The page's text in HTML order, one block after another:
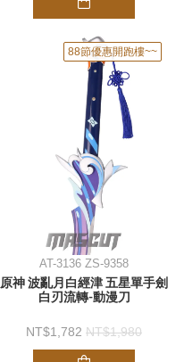
88節優惠開跑樓~~
AT-3136 ZS-9358
原神 波亂月白經津 五星單手劍
白刃流轉-動漫刀
1,782 1,980